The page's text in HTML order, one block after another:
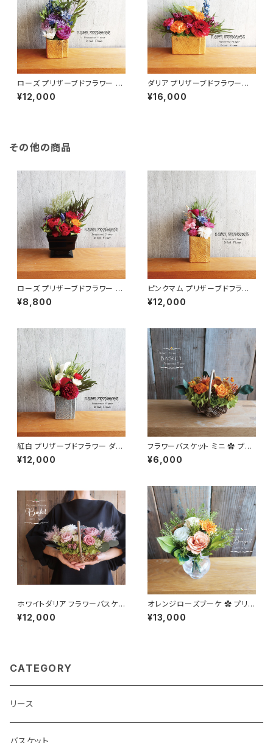
ローズ プリザーブドフラワー 紫
お祝い HISA
¥12,000
ダリア プリザーブドフラワー
フラワーギフト ITO
¥16,000
その他の商品
ローズ プリザーブドフラワー レ
ッド フラワーギフト IBUKI
¥8,800
ピンクマム プリザーブドフラワ
ー お祝い SOYOKA
¥12,000
紅白 プリザーブドフラワー ダリ
ア お祝い OTO
¥12,000
フラワーバスケット ミニ ✿ プリ
ザーブドフラワー&ドライフラワ
ー Sunrise
¥6,000
ホワイトダリア フラワーバスケッ
ト プリザーブドフラワー Espo
ir
¥12,000
オレンジローズブーケ ✿ プリザ
ーブドフラワー Darrell-O
¥13,000
CATEGORY
リース
バスケット